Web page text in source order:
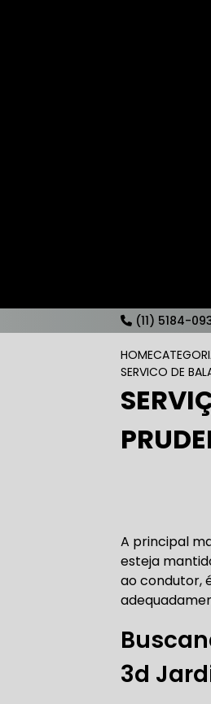
(11) 5184-
HOME
SERVICO DE
A principal
esteja
ao condutor,
3d